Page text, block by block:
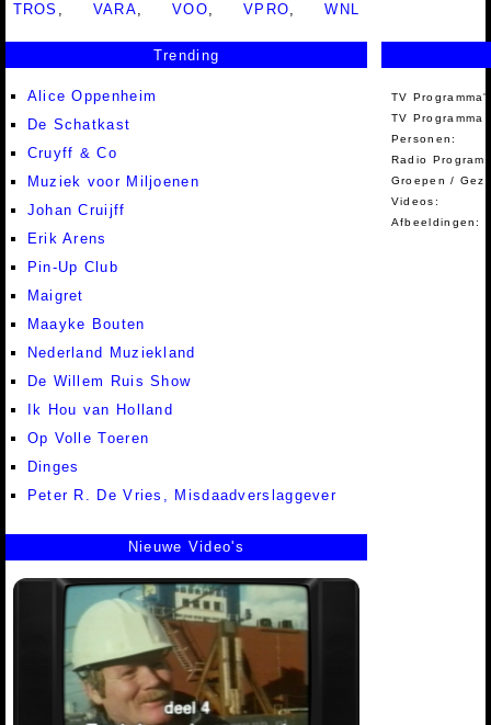
TROS , VARA,VOO,VPRO,WNL
Trending
Alice Oppenheim
De Schatkast
Cruyff & Co
Muziek voor Miljoenen
Johan Cruijff
Erik Arens
Pin-Up Club
Maigret
Maayke Bouten
Nederland Muziekland
De Willem Ruis Show
Ik Hou van Holland
Op Volle Toeren
Dinges
Peter R. De Vries, Misdaadverslaggever
TV
TV Programma
Personen:
Radio
Groepen /
Videos:
Afbeeldingen:
Nieuwe Video's